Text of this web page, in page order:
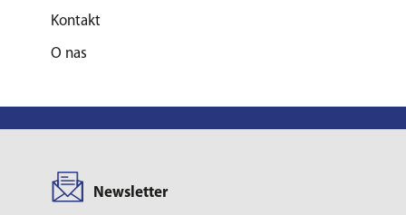
Kontakt
O nas
Newsletter